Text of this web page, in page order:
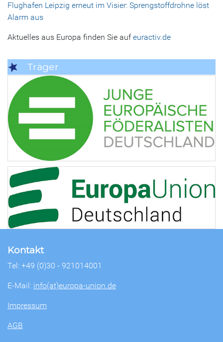
Flughafen Leipzig erneut im Visier: Sprengstoffdrohne löst
Alarm aus
Aktuelles aus Europa finden Sie aufeuractiv.de
Träger
Kontakt
Tel: +49 (0)30 - 921014001
E-Mail: info(at)europa-union.de
Impressum
AGB